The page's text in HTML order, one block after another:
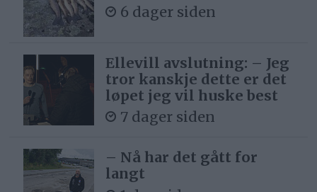
6 dager siden
Ellevill avslutning: – Jeg
tror kanskje dette er det
løpet jeg vil huske best
7 dager siden
– Nå har det gått for
langt